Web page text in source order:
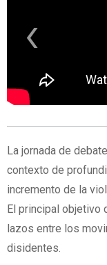
‹
La jornada de
contexto de
incremento de la
El principal
lazos entre los
disidentes.